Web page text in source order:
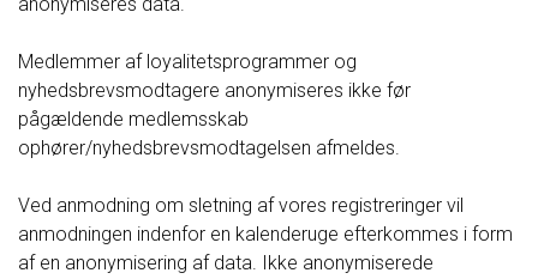
Medlemmer af loyalitetsprogrammer og
nyhedsbrevsmodtagere anonymiseres ikke før
pågældende medlemsskab
ophører/nyhedsbrevsmodtagelsen afmeldes.
Ved anmodning om sletning af vores registreringer vil
anmodningen indenfor en kalenderuge efterkommes i form
af en anonymisering af data. Ikke anonymiserede